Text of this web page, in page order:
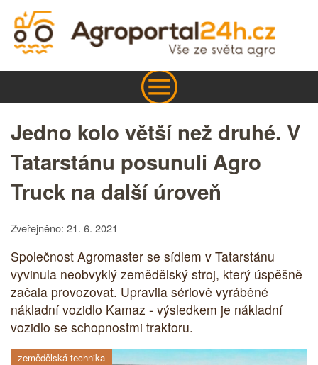
Jedno kolo větší než druhé. V
Tatarstánu posunuli Agro
Truck na další úroveň
Zveřejněno: 21. 6. 2021
Společnost Agromaster se sídlem v Tatarstánu
vyvinula neobvyklý zemědělský stroj, který úspěšně
začala provozovat. Upravila sériově vyráběné
nákladní vozidlo Kamaz - výsledkem je nákladní
vozidlo se schopnostmi traktoru.
zemědělská technika